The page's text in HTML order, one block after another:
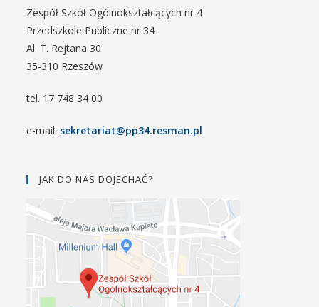
Zespół Szkół Ogólnokształcących nr 4
Przedszkole Publiczne nr 34
Al. T. Rejtana 30
35-310 Rzeszów
tel. 17 748 34 00
e-mail: sekretariat@pp34.resman.pl
JAK DO NAS DOJECHAĆ?